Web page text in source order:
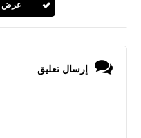
عرض
إرسال تعليق